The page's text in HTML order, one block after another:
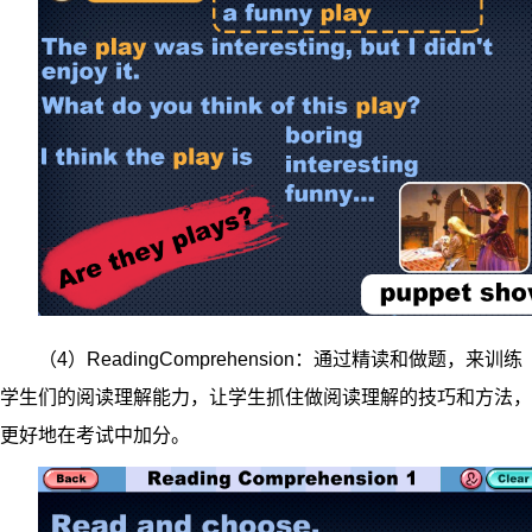
（4）ReadingComprehension：通过精读和做题，来训练
学生们的阅读理解能力，让学生抓住做阅读理解的技巧和方法，
更好地在考试中加分。